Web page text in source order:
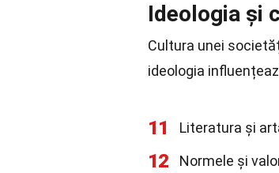
Ideologia și
Cultura unei
ideologia
11 Literatura și
12 Normele și